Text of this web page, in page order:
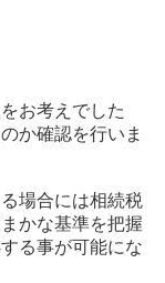
お考えでした
か確認を行いま
場合には相続税
かな基準を把握
る事が可能にな